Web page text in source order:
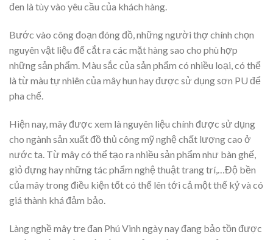
đen là tùy vào yêu cầu của khách hàng.
Bước vào công đoạn đóng đồ, những người thợ chính chọn
nguyên vật liệu để cắt ra các mặt hàng sao cho phù hợp
những sản phẩm. Màu sắc của sản phẩm có nhiều loại, có thể
là từ màu tự nhiên của mây hun hay được sử dụng sơn PU để
pha chế.
Hiện nay, mây được xem là nguyên liệu chính được sử dụng
cho ngành sản xuất đồ thủ công mỹ nghệ chất lượng cao ở
nước ta. Từ mây có thể tạo ra nhiều sản phẩm như bàn ghế,
giỏ đựng hay những tác phẩm nghệ thuật trang trí,…Độ bền
của mây trong điều kiện tốt có thể lên tới cả một thế kỷ và có
giá thành khá đảm bảo.
Làng nghề mây tre đan Phú Vinh ngày nay đang bảo tồn được